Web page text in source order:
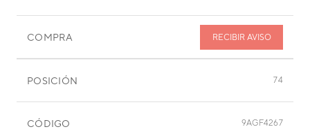
COMPRA RECIBIR AVISO
POSICIÓN 74
CÓDIGO 9AGF4267